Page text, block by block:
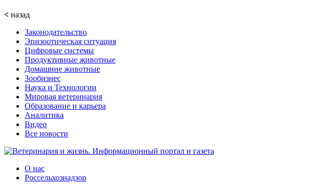
< назад
Законодательство
Эпизоотическая ситуация
Цифровые системы
Продуктивные животные
Домашние животные
Зообизнес
Наука и Технологии
Мировая ветеринария
Образование и карьера
Аналитика
Видео
Все новости
О нас
Россельхознадзор